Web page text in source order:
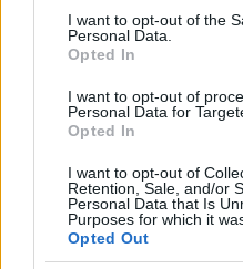
consent section.
I want to opt-out of the
Personal Data.
Opted In
I want to opt-out of
Personal Data for
Opted In
I want to opt-out of
Retention, Sale, and/or
Personal Data that Is
Purposes for which it
Opted Out
Jön